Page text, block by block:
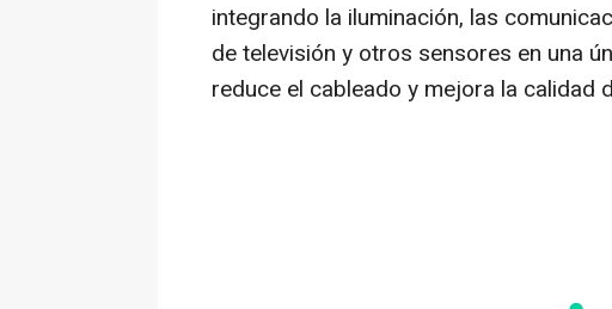
integrando la iluminación, las
de televisión y otros sensores en una
reduce el cableado y mejora la calidad